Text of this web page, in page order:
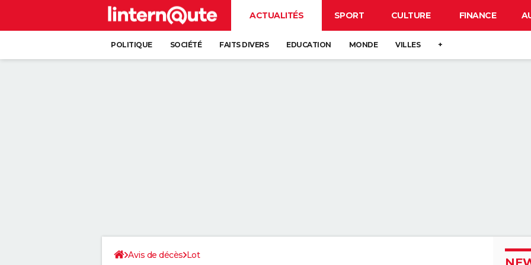
ACTUALITÉS SPORT CULTURE FINANCE
POLITIQUE SOCIÉTÉ FAITS DIVERS EDUCATION MONDE VILLES +
Avis de décès Lot